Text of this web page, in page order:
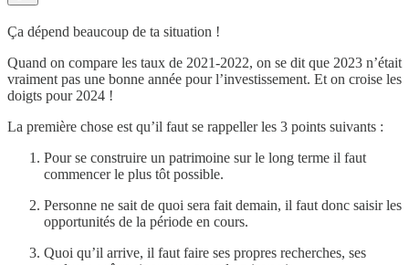
Ça dépend beaucoup de ta situation !
Quand on compare les taux de 2021-2022, on se dit que 2023 n’était
vraiment pas une bonne année pour l’investissement. Et on croise les
doigts pour 2024 !
La première chose est qu’il faut se rappeller les 3 points suivants :
Pour se construire un patrimoine sur le long terme il faut
commencer le plus tôt possible.
Personne ne sait de quoi sera fait demain, il faut donc saisir les
opportunités de la période en cours.
Quoi qu’il arrive, il faut faire ses propres recherches, ses